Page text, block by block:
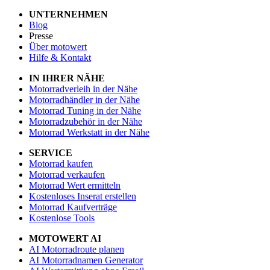
UNTERNEHMEN
Blog
Presse
Über motowert
Hilfe & Kontakt
IN IHRER NÄHE
Motorradverleih in der Nähe
Motorradhändler in der Nähe
Motorrad Tuning in der Nähe
Motorradzubehör in der Nähe
Motorrad Werkstatt in der Nähe
SERVICE
Motorrad kaufen
Motorrad verkaufen
Motorrad Wert ermitteln
Kostenloses Inserat erstellen
Motorrad Kaufverträge
Kostenlose Tools
MOTOWERT AI
AI Motorradroute planen
AI Motorradnamen Generator